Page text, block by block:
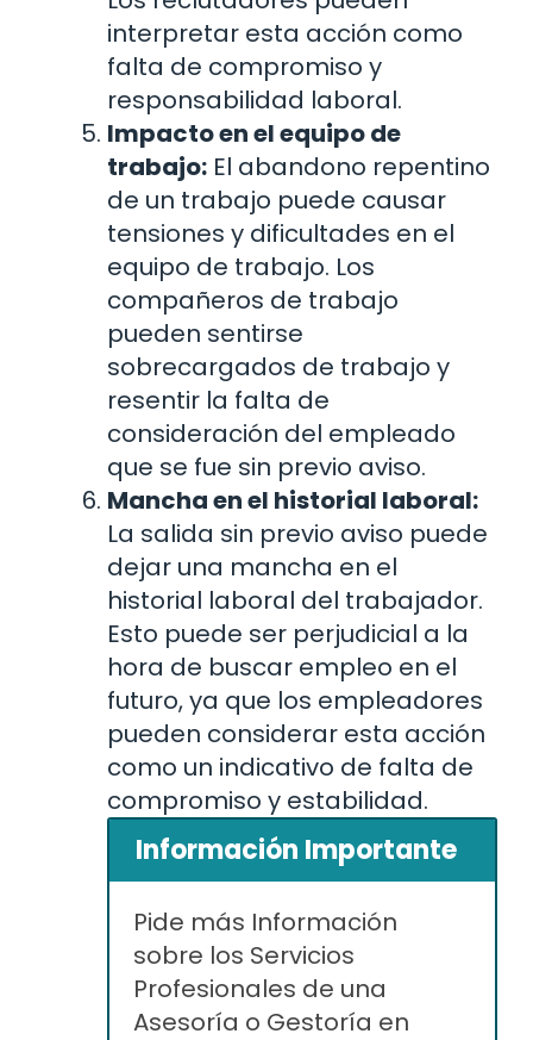
interpretar esta acción como
falta de compromiso y
responsabilidad laboral.
Impacto en el equipo de
trabajo: El abandono repentino
de un trabajo puede causar
tensiones y dificultades en el
equipo de trabajo. Los
compañeros de trabajo
pueden sentirse
sobrecargados de trabajo y
resentir la falta de
consideración del empleado
que se fue sin previo aviso.
Mancha en el historial laboral:
La salida sin previo aviso puede
dejar una mancha en el
historial laboral del trabajador.
Esto puede ser perjudicial a la
hora de buscar empleo en el
futuro, ya que los empleadores
pueden considerar esta acción
como un indicativo de falta de
compromiso y estabilidad.
Información Importante
Pide más Información
sobre los Servicios
Profesionales de una
Asesoría o Gestoría en